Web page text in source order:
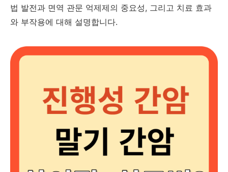
법 발전과 면역 관문 억제제의 중요성, 그리고 치료 효과
와 부작용에 대해 설명합니다.